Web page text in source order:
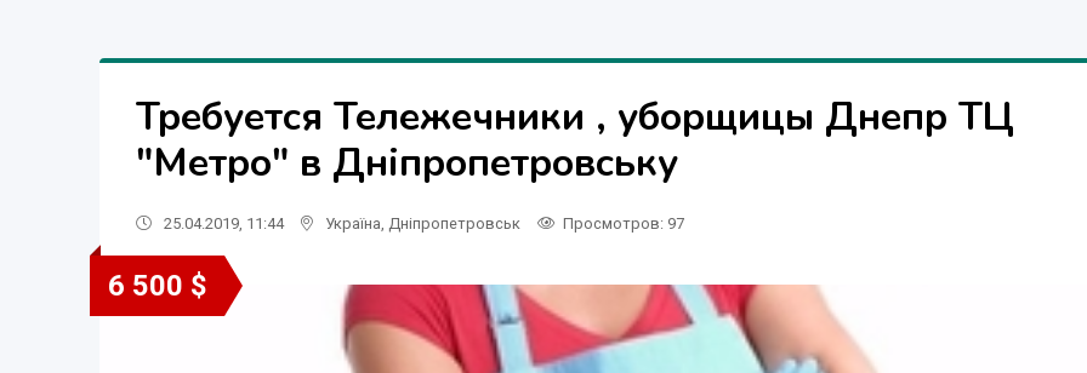
Требуется Тележечники , уборщицы Днепр ТЦ
"Метро" в Дніпропетровську
25.04.2019, 11:44 Україна Дніпропетровськ Просмотров: 97
6 500 $